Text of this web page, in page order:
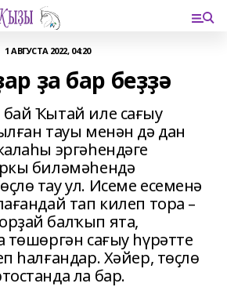
1 АВГУСТА 2022, 04:20
ҙа бар беҙҙә
Ҡытай иле сағыу
тауы менән дә дан
эргәһендәге
биләмәһендә
тау ул. Исеме есеменә
тап килеп тора –
балҡып ята,
төшөргән сағыу һүрәтте
һалғандар. Хәйер, төҫлө
ла бар.